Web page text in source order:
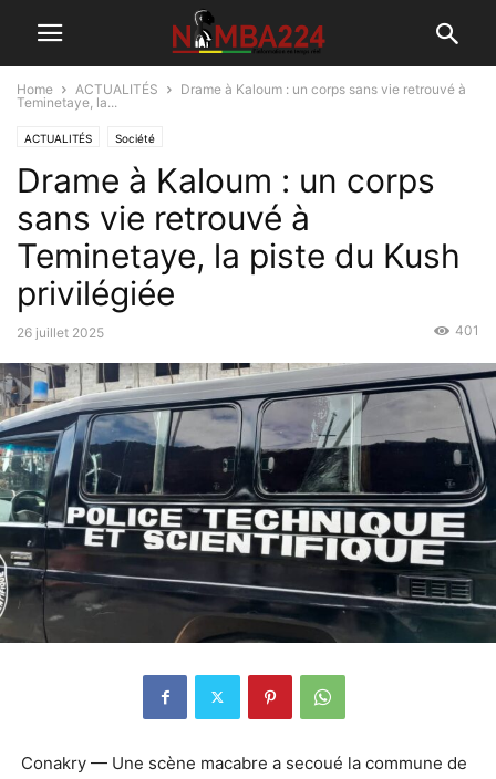
Home ACTUALITÉS
Drame à Kaloum : un corps sans vie retrouvé à
Teminetaye, la...
ACTUALITÉS Société
Drame à Kaloum : un corps
sans vie retrouvé à
Teminetaye, la piste du Kush
privilégiée
26 juillet 2025 401
Conakry — Une scène macabre a secoué la commune de